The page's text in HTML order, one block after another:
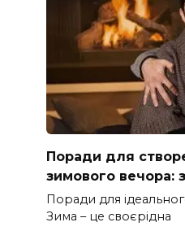
Поради для
зимового вечора:
Поради для
Зима – це своєрідна